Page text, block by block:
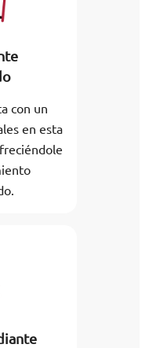
con un
en esta